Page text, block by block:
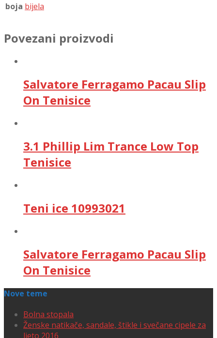
boja bijela
Povezani proizvodi
Salvatore Ferragamo Pacau Slip
On Tenisice
3.1 Phillip Lim Trance Low Top
Tenisice
Teni ice 10993021
Salvatore Ferragamo Pacau Slip
On Tenisice
Nove teme
Bolna stopala
Ženske natikače, sandale, štikle i svečane cipele za
ljeto 2016